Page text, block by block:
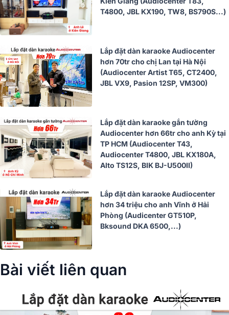
T4800, JBL KX190, TW8, BS790S...)
Lắp đặt dàn karaoke Audiocenter
hơn 70tr cho chị Lan tại Hà Nội
(Audiocenter Artist T65, CT2400,
JBL VX9, Pasion 12SP, VM300)
Lắp đặt dàn karaoke gắn tường
Audiocenter hơn 66tr cho anh Kỳ tại
TP HCM (Audiocenter T43,
Audiocenter T4800, JBL KX180A,
Alto TS12S, BIK BJ-U500II)
Lắp đặt dàn karaoke Audiocenter
hơn 34 triệu cho anh Vĩnh ở Hải
Phòng (Audicenter GT510P,
Bksound DKA 6500,...)
Bài viết liên quan